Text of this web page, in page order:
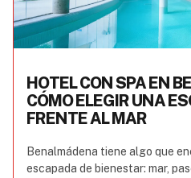
HOTEL CON SPA EN
CÓMO ELEGIR UNA
FRENTE AL MAR
Benalmádena tiene algo que
escapada de bienestar: mar,